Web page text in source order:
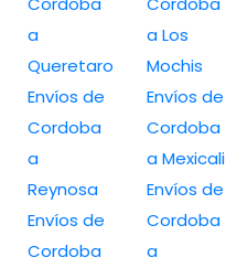
a
Queretaro
Envíos de
Cordoba
a
Reynosa
Envíos de
Cordoba
a Los
Mochis
Envíos de
Cordoba
a Mexicali
Envíos de
Cordoba
a